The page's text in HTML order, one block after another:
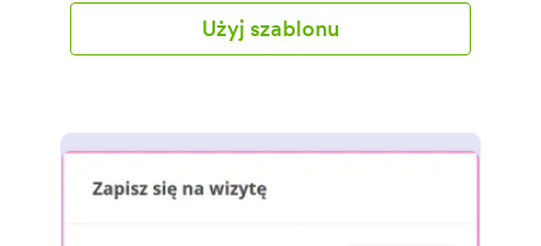
zamieszczając w nim regulamin Twojego salonu i
wstaw go na stronę lub udostępnij przy pomocy
medycznej. Odpowiedzi trafią na Twoje bezpieczne
dowolnym urządzeniu. Dostosowywanie szablonu
Użyj szablonu